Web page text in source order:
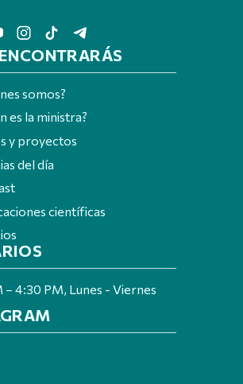
somos?
es la ministra?
y proyectos
del día
científicas
– 4:30 PM, Lunes - Viernes